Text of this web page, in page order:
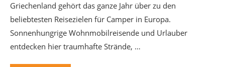
Griechenland gehört das ganze Jahr über zu den
beliebtesten Reisezielen für Camper in Europa.
Sonnenhungrige Wohnmobilreisende und Urlauber
entdecken hier traumhafte Strände, …